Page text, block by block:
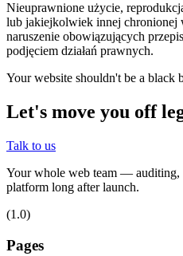
Nieuprawnione użycie,
lub jakiejkolwiek innej chronionej
naruszenie obowiązujących
podjęciem działań prawnych.
Your website shouldn't be a black
Let's move you off
Talk to us
Your whole web team — auditing,
platform long after launch.
(1.0)
Pages